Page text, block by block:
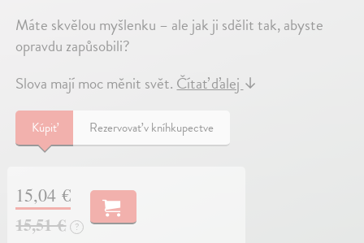
Máte skvělou myšlenku – ale jak ji sdělit tak, abyste
opravdu zapůsobili?
Slova mají moc měnit svět.Čítať ďalej↓
Kúpiť Rezervovať v kníhkupectve
15,04 €
15,51 €
?